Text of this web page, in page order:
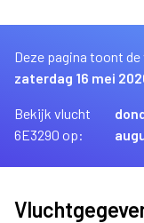
Deze pagina toont
zaterdag 16 mei
Bekijk vlucht
6E3290 op: